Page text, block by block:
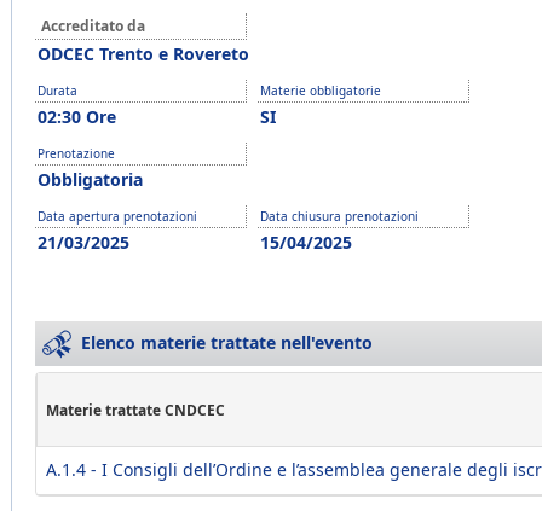
Accreditato da
ODCEC Trento e Rovereto
Durata
02:30 Ore
Materie obbligatorie
SI
Prenotazione
Obbligatoria
Data apertura prenotazioni
21/03/2025
Data chiusura prenotazioni
15/04/2025
Elenco materie trattate nell'evento
Materie trattate CNDCEC
A.1.4 - I Consigli dell’Ordine e l’assemblea generale degli